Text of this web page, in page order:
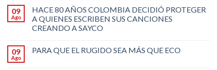
09
Ago
HACE 80 AÑOS COLOMBIA DECIDIÓ PROTEGER
A QUIENES ESCRIBEN SUS CANCIONES
CREANDO A SAYCO
09
Ago
PARA QUE EL RUGIDO SEA MÁS QUE ECO